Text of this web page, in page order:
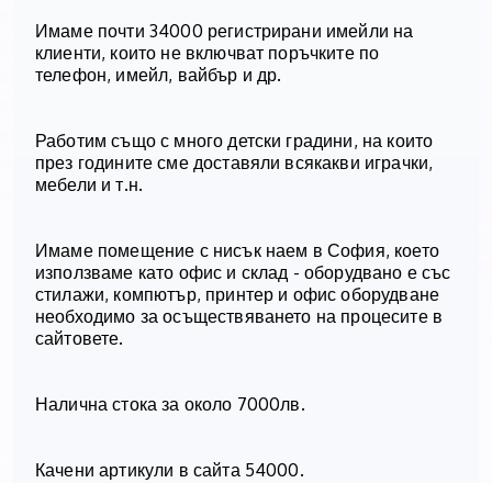
Имаме почти 34000 регистрирани имейли на
клиенти, които не включват поръчките по
телефон, имейл, вайбър и др.
Работим също с много детски градини, на които
през годините сме доставяли всякакви играчки,
мебели и т.н.
Имаме помещение с нисък наем в София, което
използваме като офис и склад - оборудвано е със
стилажи, компютър, принтер и офис оборудване
необходимо за осъществяването на процесите в
сайтовете.
Налична стока за около 7000лв.
Качени артикули в сайта 54000.